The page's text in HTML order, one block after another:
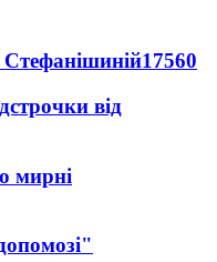
Стефанішиній17560
від
мирні